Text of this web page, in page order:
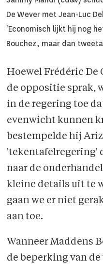
De Wever met Jean-Luc
'Economisch lijkt hij nog
Bouchez, maar dan
Hoewel Frédéric De
de oppositie sprak,
in de regering toe
evenwicht kunnen
bestempelde hij
'tekentafelregering'
naar de
kleine details uit te
gaan we er niet
aan toe.
Wanneer Maddens
de beperking van